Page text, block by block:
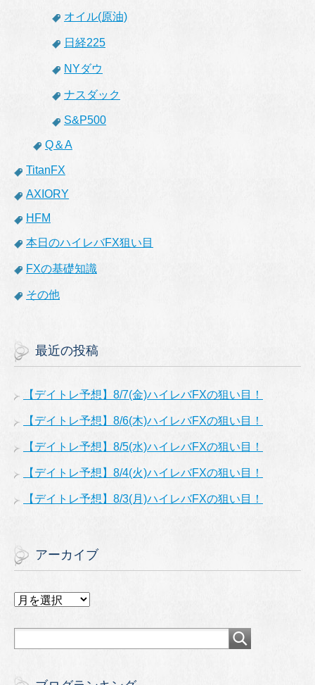
オイル(原油)
日経225
NYダウ
ナスダック
S&P500
Q＆A
TitanFX
AXIORY
HFM
本日のハイレバFX狙い目
FXの基礎知識
その他
最近の投稿
【デイトレ予想】8/7(金)ハイレバFXの狙い目！
【デイトレ予想】8/6(木)ハイレバFXの狙い目！
【デイトレ予想】8/5(水)ハイレバFXの狙い目！
【デイトレ予想】8/4(火)ハイレバFXの狙い目！
【デイトレ予想】8/3(月)ハイレバFXの狙い目！
アーカイブ
ア
カ